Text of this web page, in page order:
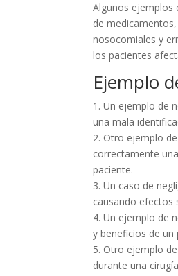
Algunos ejemplos
de
nosocomiales y
los pacientes
Ejemplo
1. Un ejemplo de
una mala
2. Otro ejemplo
correctamente
paciente.
3. Un caso de
causando efectos
4. Un ejemplo de
y beneficios de
5. Otro ejemplo
durante una